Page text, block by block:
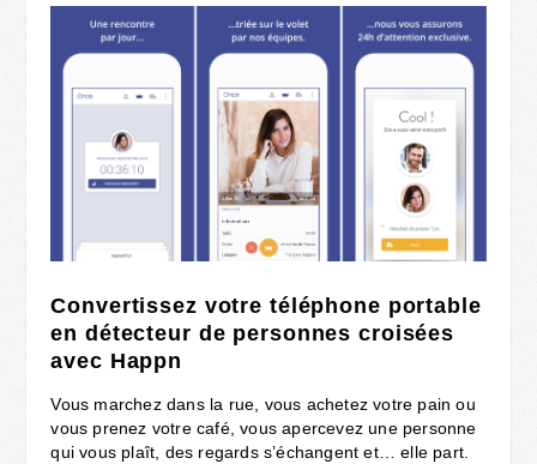
Convertissez votre téléphone portable
en détecteur de personnes croisées
avec Happn
Vous marchez dans la rue, vous achetez votre pain ou
vous prenez votre café, vous apercevez une personne
qui vous plaît, des regards s’échangent et… elle part.